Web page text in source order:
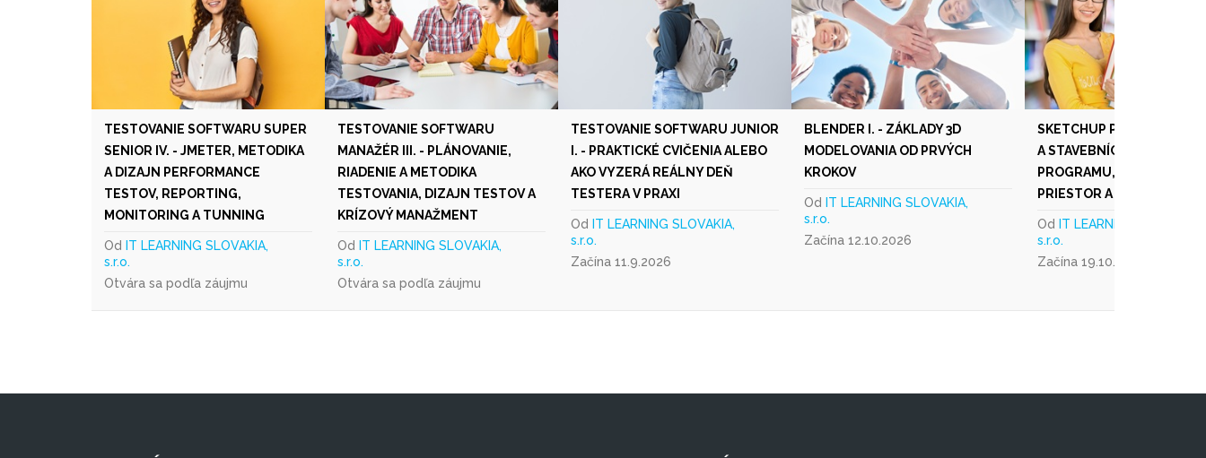
TESTOVANIE SOFTWARU SUPER
SENIOR IV. - JMETER, METODIKA
A DIZAJN PERFORMANCE
TESTOV, REPORTING,
MONITORING A TUNNING
Od IT LEARNING SLOVAKIA,
s.r.o.
Otvára sa podľa záujmu
TESTOVANIE SOFTWARU
MANAŽÉR III. - PLÁNOVANIE,
RIADENIE A METODIKA
TESTOVANIA, DIZAJN TESTOV A
KRÍZOVÝ MANAŽMENT
Od IT LEARNING SLOVAKIA,
s.r.o.
Otvára sa podľa záujmu
TESTOVANIE SOFTWARU JUNIOR
I. - PRAKTICKÉ CVIČENIA ALEBO
AKO VYZERÁ REÁLNY DEŇ
TESTERA V PRAXI
Od IT LEARNING SLOVAKIA,
s.r.o.
Začína 11.9.2026
BLENDER I. - ZÁKLADY 3D
MODELOVANIA OD PRVÝCH
KROKOV
Od IT LEARNING SLOVAKIA,
s.r.o.
Začína 12.10.2026
SKETCHUP PRE
A STAVEBNÍCTVO I. -
PROGRAMU, KRESLENIE,
PRIESTOR A
Od IT LEARNING SLOVAKIA,
s.r.o.
Začína 19.10.2026